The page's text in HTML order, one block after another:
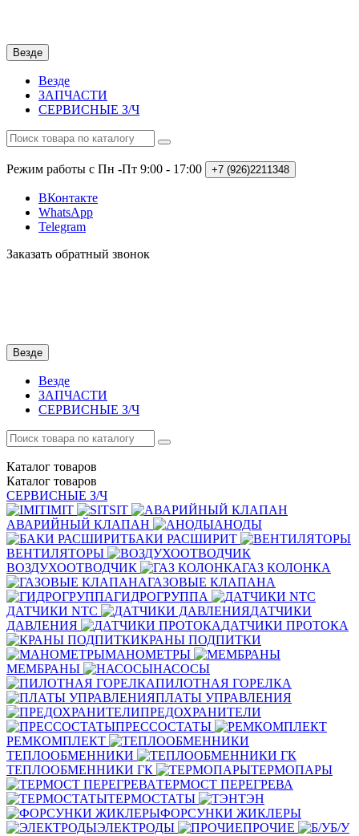
Везде
Везде
ЗАПЧАСТИ
СЕРВИСНЫЕ З/Ч
Режим работы с Пн -Пт 9:00 - 17:00 +7 (926)2211348
ВКонтакте
WhatsApp
Telegram
Заказать обратный звонок
Везде
Везде
ЗАПЧАСТИ
СЕРВИСНЫЕ З/Ч
Каталог товаров
Каталог товаров
СЕРВИСНЫЕ З/Ч
IMIT
SIT
АВАРИЙНЫЙ КЛАПАН
АНОДЫ
БАКИ РАСШИРИТ
ВЕНТИЛЯТОРЫ
ВОЗДУХООТВОДЧИК
ГАЗ КОЛОНКА
ГАЗОВЫЕ КЛАПАНА
ГИДРОГРУППА
ДАТЧИКИ NTC
ДАТЧИКИ
ДАВЛЕНИЯ
ДАТЧИКИ ПРОТОКА
КРАНЫ ПОДПИТКИ
МАНОМЕТРЫ
МЕМБРАНЫ
НАСОСЫ
ПИЛОТНАЯ ГОРЕЛКА
ПЛАТЫ УПРАВЛЕНИЯ
ПРЕДОХРАНИТЕЛИ
ПРЕССОСТАТЫ
РЕМКОМПЛЕКТ
ТЕПЛООБМЕННИКИ
ТЕПЛООБМЕННИКИ ГК
ТЕРМОПАРЫ
ТЕРМОСТ ПЕРЕГРЕВА
ТЕРМОСТАТЫ
ТЭН
ФОРСУНКИ ЖИКЛЕРЫ
ЭЛЕКТРОДЫ
ПРОЧИЕ
Б/У